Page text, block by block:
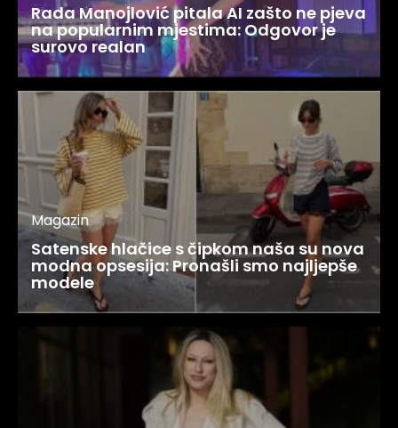
Rada Manojlović pitala AI zašto ne pjeva
na popularnim mjestima: Odgovor je
surovo realan
Magazin
Satenske hlačice s čipkom naša su nova
modna opsesija: Pronašli smo najljepše
modele